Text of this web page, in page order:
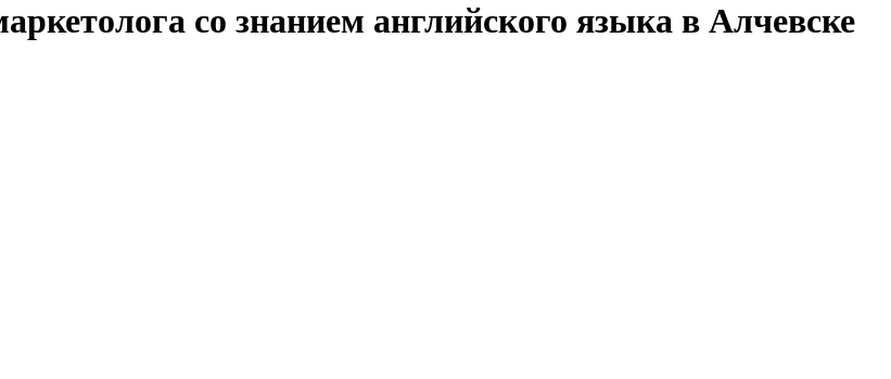
со знанием английского языка в Алчевске